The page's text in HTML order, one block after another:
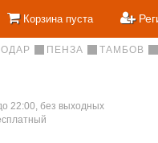
Корзина пуста
ПЕНЗА ТАМБОВ
22:00, без выходных